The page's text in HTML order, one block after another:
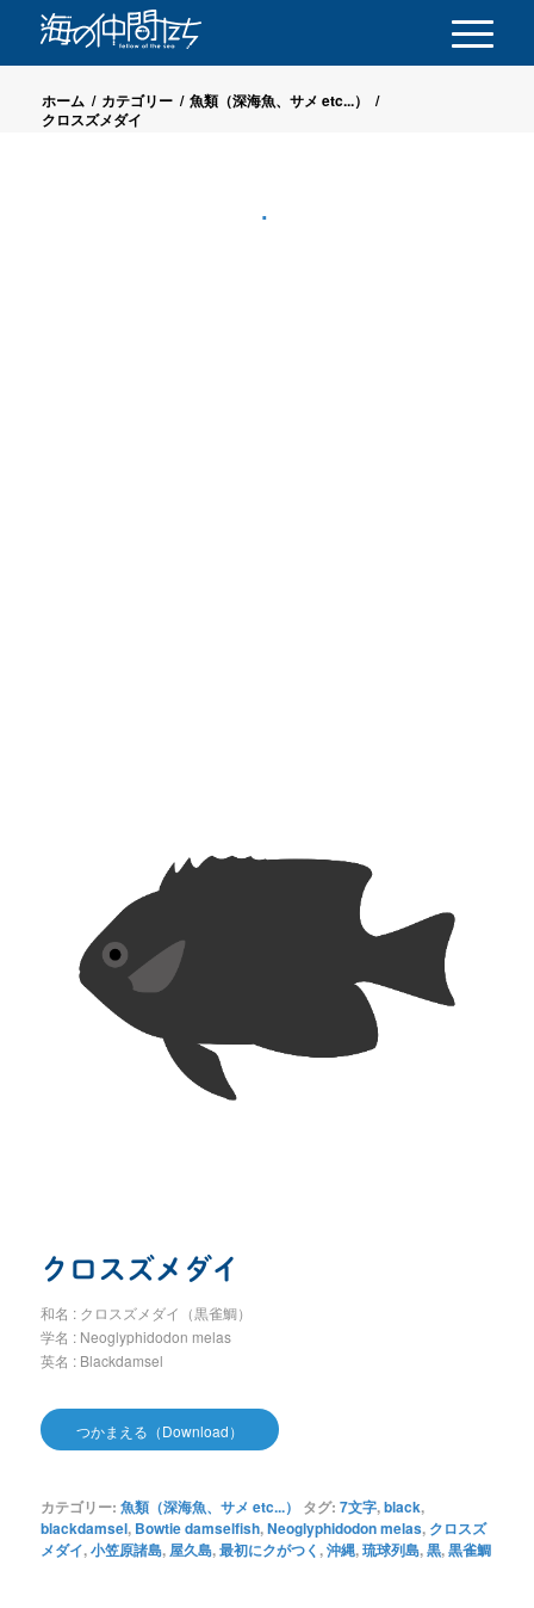
ホーム / カテゴリー / 魚類（深海魚、サメ etc...）
/
クロスズメダイ
クロスズメダイ
和名 : クロスズメダイ（黒雀鯛）
学名 : Neoglyphidodon melas
英名 : Blackdamsel
つかまえる（Download）
カテゴリー: 魚類（深海魚、サメ etc...） タグ: 7文字,black,
blackdamsel, Bowtie damselfish,Neoglyphidodon melas, クロスズ
メダイ,小笠原諸島, 屋久島,最初にクがつく,沖縄,琉球列島,黒,黒雀鯛